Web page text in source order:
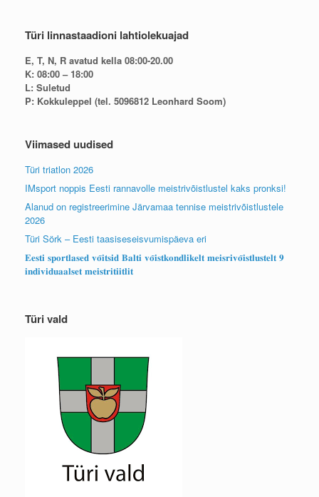
Türi linnastaadioni lahtiolekuajad
E, T, N, R avatud kella 08:00-20.00
K: 08:00 – 18:00
L: Suletud
P: Kokkuleppel (tel. 5096812 Leonhard Soom)
Viimased uudised
Türi triatlon 2026
IMsport noppis Eesti rannavolle meistrivõistlustel kaks pronksi!
Alanud on registreerimine Järvamaa tennise meistrivõistlustele
2026
Türi Sörk – Eesti taasiseseisvumispäeva eri
𝐄𝐞𝐬𝐭𝐢 𝐬𝐩𝐨𝐫𝐭𝐥𝐚𝐬𝐞𝐝 𝐯𝐨̃𝐢𝐭𝐬𝐢𝐝 𝐁𝐚𝐥𝐭𝐢 𝐯𝐨̃𝐢𝐬𝐭𝐤𝐨𝐧𝐝𝐥𝐢𝐤𝐞𝐥𝐭 𝐦𝐞𝐢𝐬𝐫𝐢𝐯𝐨̃𝐢𝐬𝐭𝐥𝐮𝐬𝐭𝐞𝐥𝐭 𝟗
𝐢𝐧𝐝𝐢𝐯𝐢𝐝𝐮𝐚𝐚𝐥𝐬𝐞𝐭 𝐦𝐞𝐢𝐬𝐭𝐫𝐢𝐭𝐢𝐢𝐭𝐥𝐢𝐭
Türi vald